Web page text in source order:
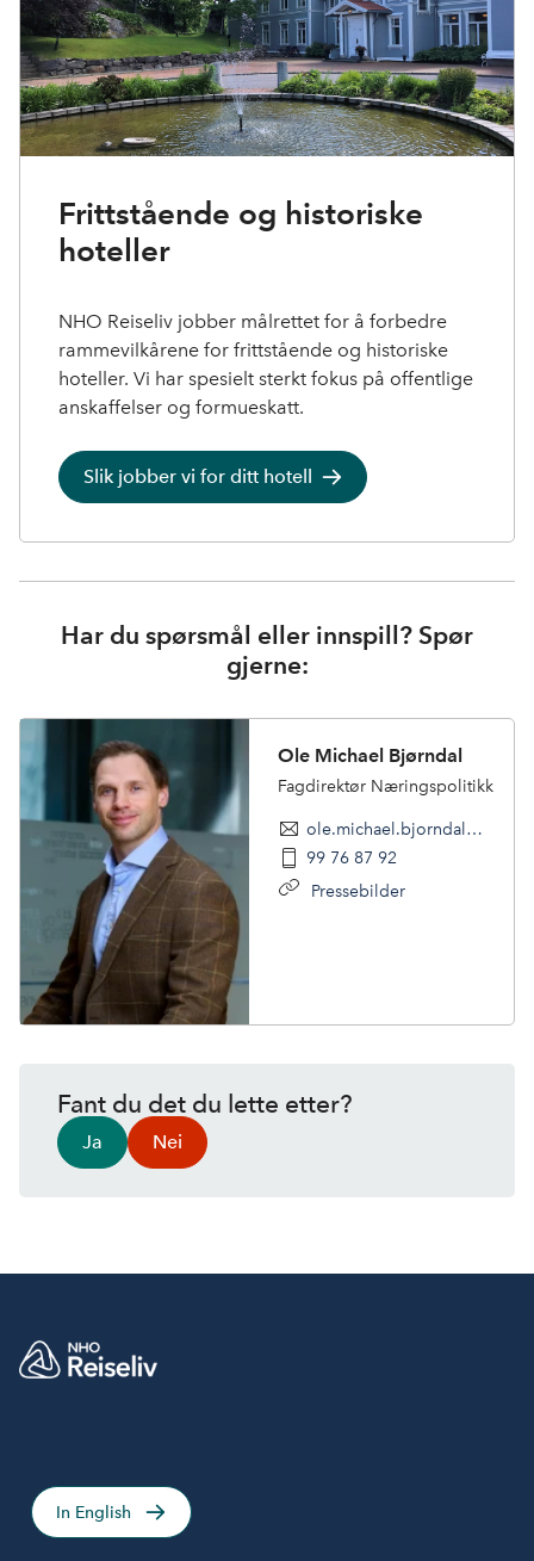
Frittstående og historiske
hoteller
NHO Reiseliv jobber målrettet for å forbedre
rammevilkårene for frittstående og historiske
hoteller. Vi har spesielt sterkt fokus på offentlige
anskaffelser og formueskatt.
Slik jobber vi for ditt hotell
Har du spørsmål eller innspill? Spør
gjerne:
Ole Michael Bjørndal
Fagdirektør Næringspolitikk
ole.michael.bjorndal@nhoreiseliv.no
99 76 87 92
Pressebilder
Fant du det du lette etter?
Ja Nei
In English